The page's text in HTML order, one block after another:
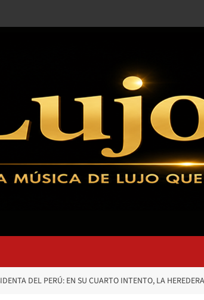
DEL PERÚ: EN SU CUARTO INTENTO, LA